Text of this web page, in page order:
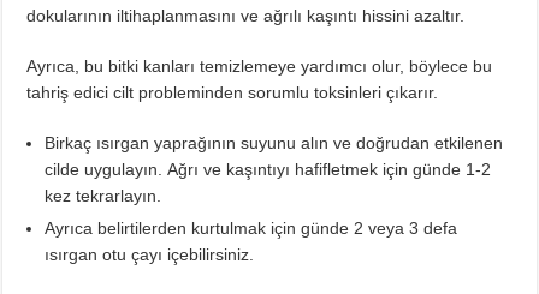
dokularının iltihaplanmasını ve ağrılı kaşıntı hissini azaltır.
Ayrıca, bu bitki kanları temizlemeye yardımcı olur, böylece bu
tahriş edici cilt probleminden sorumlu toksinleri çıkarır.
Birkaç ısırgan yaprağının suyunu alın ve doğrudan etkilenen
cilde uygulayın. Ağrı ve kaşıntıyı hafifletmek için günde 1-2
kez tekrarlayın.
Ayrıca belirtilerden kurtulmak için günde 2 veya 3 defa
ısırgan otu çayı içebilirsiniz.